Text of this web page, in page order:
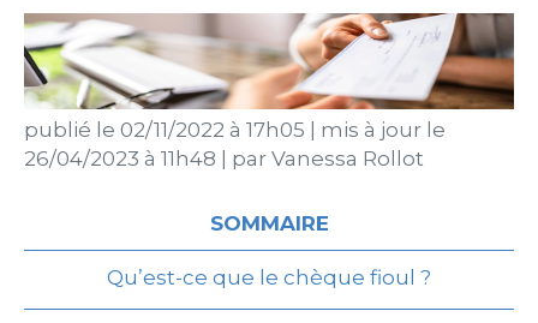
publié le 02/11/2022 à 17h05
mis à jour le
26/04/2023 à 11h48
par Vanessa Rollot
SOMMAIRE
Qu’est-ce que le chèque fioul ?